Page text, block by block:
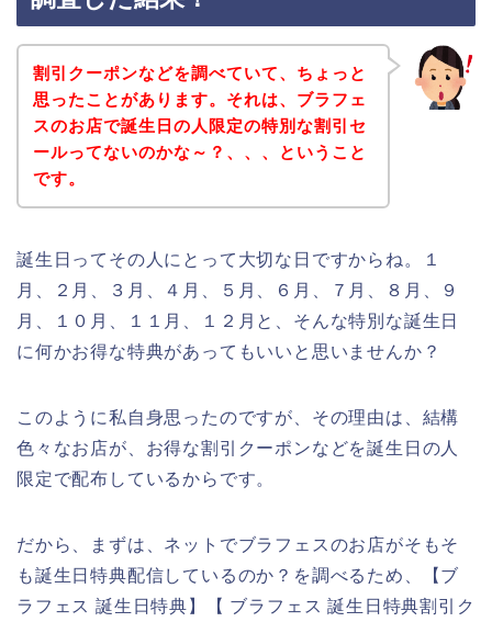
割引クーポンなどを調べていて、ちょっと
思ったことがあります。それは、ブラフェ
スのお店で誕生日の人限定の特別な割引セ
ールってないのかな～？、、、ということ
です。
誕生日ってその人にとって大切な日ですからね。１
月、２月、３月、４月、５月、６月、７月、８月、９
月、１０月、１１月、１２月と、そんな特別な誕生日
に何かお得な特典があってもいいと思いませんか？
このように私自身思ったのですが、その理由は、結構
色々なお店が、お得な割引クーポンなどを誕生日の人
限定で配布しているからです。
だから、まずは、ネットでブラフェスのお店がそもそ
も誕生日特典配信しているのか？を調べるため、【ブ
ラフェス 誕生日特典】【 ブラフェス 誕生日特典割引ク